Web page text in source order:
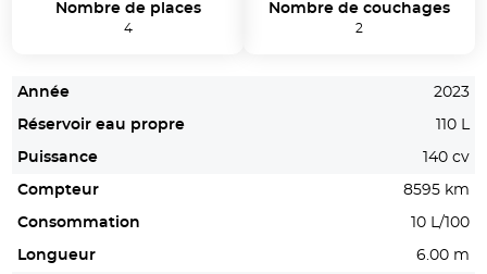
Nombre de places
4
Nombre de couchages
2
Année 2023
Réservoir eau propre 110 L
Puissance 140 cv
Compteur 8595 km
Consommation 10 L/100
Longueur 6.00 m